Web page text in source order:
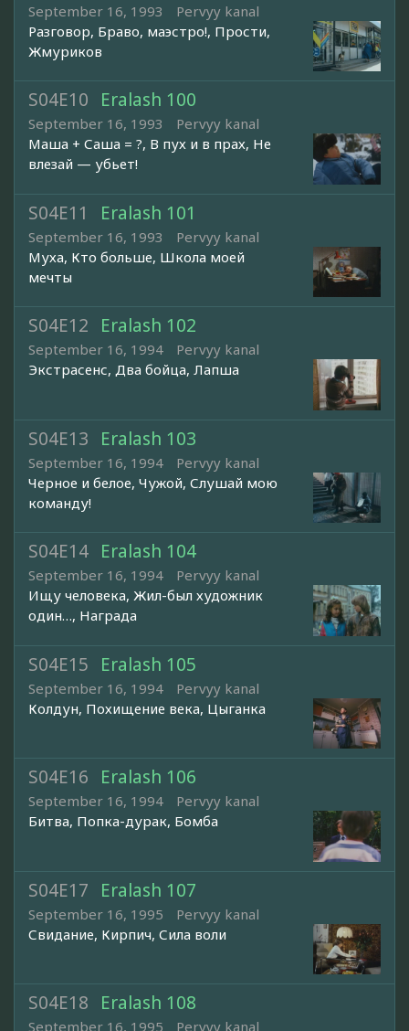
September 16, 1993
Pervyy kanal
Разговор, Браво, маэстро!, Прости,
Жмуриков
S04E10 Eralash 100
September 16, 1993
Pervyy kanal
Маша + Саша = ?, В пух и в прах, Не
влезай — убьет!
S04E11 Eralash 101
September 16, 1993
Pervyy kanal
Муха, Кто больше, Школа моей
мечты
S04E12 Eralash 102
September 16, 1994
Pervyy kanal
Экстрасенс, Два бойца, Лапша
S04E13 Eralash 103
September 16, 1994
Pervyy kanal
Черное и белое, Чужой, Слушай мою
команду!
S04E14 Eralash 104
September 16, 1994
Pervyy kanal
Ищу человека, Жил-был художник
один…, Награда
S04E15 Eralash 105
September 16, 1994
Pervyy kanal
Колдун, Похищение века, Цыганка
S04E16 Eralash 106
September 16, 1994
Pervyy kanal
Битва, Попка-дурак, Бомба
S04E17 Eralash 107
September 16, 1995
Pervyy kanal
Свидание, Кирпич, Сила воли
S04E18 Eralash 108
September 16, 1995 Pervyy kanal